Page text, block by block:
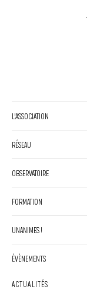
L'ASSOCIATION
RÉSEAU
OBSERVATOIRE
FORMATION
UNANIMES !
ÉVÈNEMENTS
ACTUALITÉS